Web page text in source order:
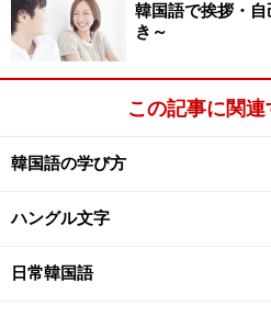
韓国語で挨拶・
き～
この記事に関
韓国語の学び方
ハングル文字
日常韓国語